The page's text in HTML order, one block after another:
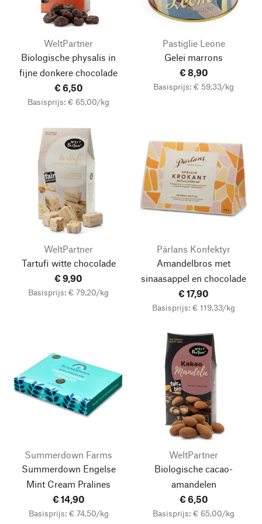
WeltPartner
Biologische physalis in
fijne donkere chocolade
€ 6,50
Basisprijs: € 65,00/kg
Pastiglie Leone
Gelei marrons
€ 8,90
Basisprijs: € 59,33/kg
WeltPartner
Tartufi witte chocolade
€ 9,90
Basisprijs: € 79,20/kg
Pärlans Konfektyr
Amandelbros met
sinaasappel en chocolade
€ 17,90
Basisprijs: € 119,33/kg
Summerdown Farms
Summerdown Engelse
Mint Cream Pralines
€ 14,90
Basisprijs: € 74,50/kg
WeltPartner
Biologische cacao-
amandelen
€ 6,50
Basisprijs: € 65,00/kg